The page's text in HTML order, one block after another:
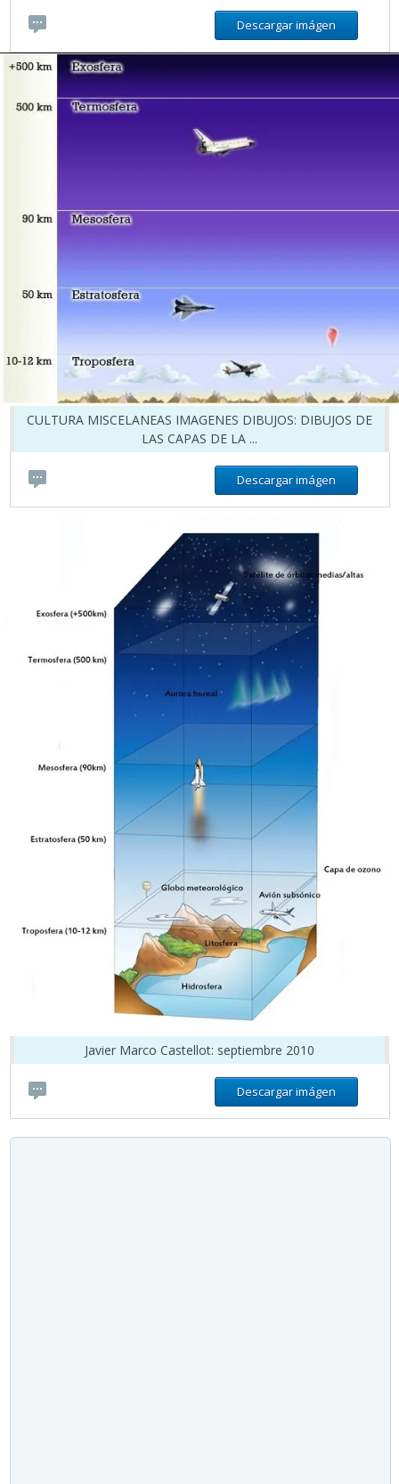
Descargar imágen
CULTURA MISCELANEAS IMAGENES DIBUJOS: DIBUJOS DE
LAS CAPAS DE LA ...
Descargar imágen
Javier Marco Castellot: septiembre 2010
Descargar imágen